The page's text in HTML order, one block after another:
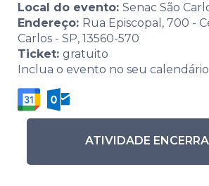
Local do evento: Senac São
Endereço: Rua Episcopal, 700 -
Carlos - SP, 13560-570
Ticket: gratuito
Inclua o evento no seu calendário
ATIVIDADE